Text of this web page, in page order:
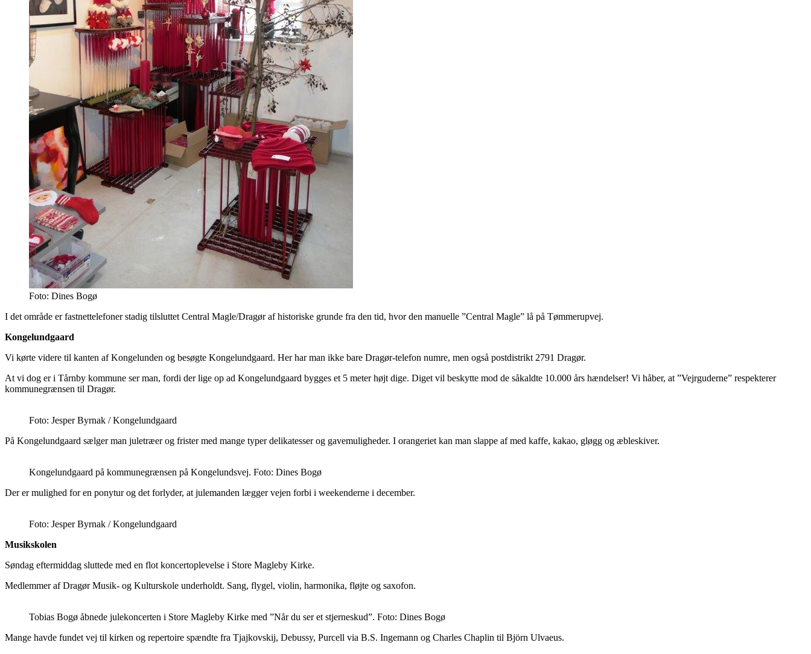
Foto: Dines Bogø
I det område er fastnettelefoner stadig tilsluttet Central Magle/Dragør af historiske grunde fra den tid, hvor den manuelle ”Central Magle” lå på Tømmerupvej.
Kongelundgaard
Vi kørte videre til kanten af Kongelunden og besøgte Kongelundgaard. Her har man ikke bare Dragør-telefon numre, men også postdistrikt 2791 Dragør.
At vi dog er i Tårnby kommune ser man, fordi der lige op ad Kongelundgaard bygges et 5 meter højt dige. Diget vil beskytte mod de såkaldte 10.000 års hændelser! Vi håber, at ”Vejrguderne” respekterer
kommunegrænsen til Dragør.
Foto: Jesper Byrnak / Kongelundgaard
På Kongelundgaard sælger man juletræer og frister med mange typer delikatesser og gavemuligheder. I orangeriet kan man slappe af med kaffe, kakao, gløgg og æbleskiver.
Kongelundgaard på kommunegrænsen på Kongelundsvej. Foto: Dines Bogø
Der er mulighed for en ponytur og det forlyder, at julemanden lægger vejen forbi i weekenderne i december.
Foto: Jesper Byrnak / Kongelundgaard
Musikskolen
Søndag eftermiddag sluttede med en flot koncertoplevelse i Store Magleby Kirke.
Medlemmer af Dragør Musik- og Kulturskole underholdt. Sang, flygel, violin, harmonika, fløjte og saxofon.
Tobias Bogø åbnede julekoncerten i Store Magleby Kirke med ”Når du ser et stjerneskud”. Foto: Dines Bogø
Mange havde fundet vej til kirken og repertoire spændte fra Tjajkovskij, Debussy, Purcell via B.S. Ingemann og Charles Chaplin til Björn Ulvaeus.